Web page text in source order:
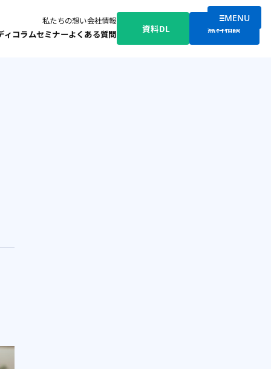
メニュー
MENU
私たちの想い会社情報
ィ コラムセミナーよくある質問 資料DL 無料相談